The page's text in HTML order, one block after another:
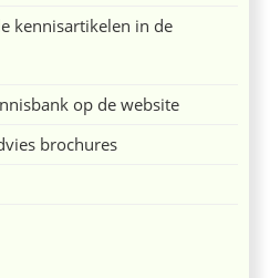
kennisartikelen in de
op de website
brochures